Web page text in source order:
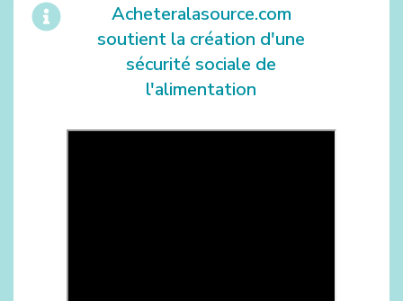
Acheteralasource.com
soutient la création d'une
sécurité sociale de
l'alimentation